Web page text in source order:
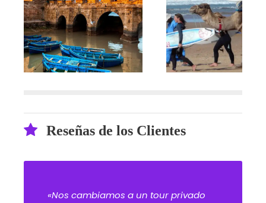
Reseñas de los Clientes
«Nos cambiamos a un tour privado